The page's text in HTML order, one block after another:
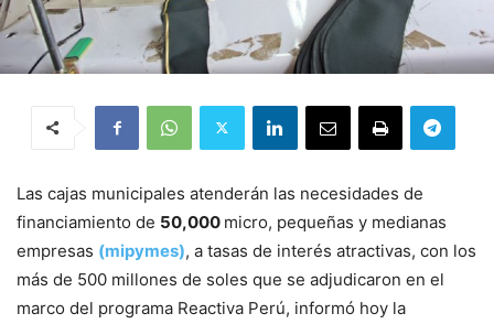
Las cajas municipales atenderán las necesidades de
financiamiento de 50,000 micro, pequeñas y medianas
empresas (mipymes), a tasas de interés atractivas, con los
más de 500 millones de soles que se adjudicaron en el
marco del programa Reactiva Perú, informó hoy la